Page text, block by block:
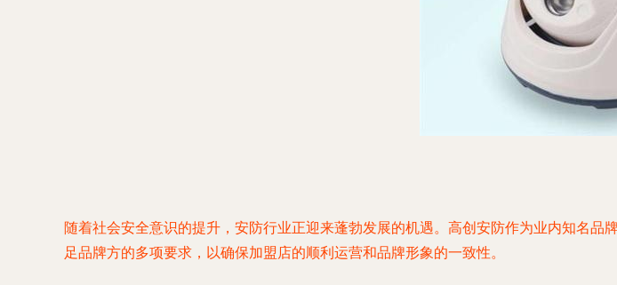
随着社会安全意识的提升，安防行业正迎来蓬勃发展的机遇。高创安防作为业内知名
足品牌方的多项要求，以确保加盟店的顺利运营和品牌形象的一致性。